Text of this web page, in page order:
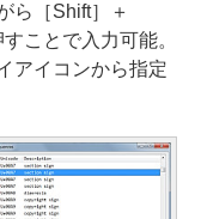
ら［Shift］＋
ことで入力可能。
アイコンから指定